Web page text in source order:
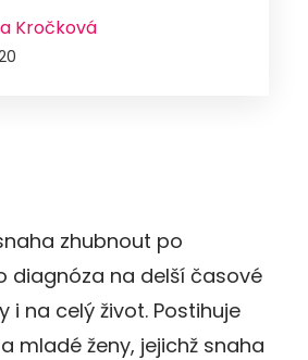
Kročková
zhubnout po
diagnóza na delší časové
i na celý život. Postihuje
mladé ženy, jejichž snaha